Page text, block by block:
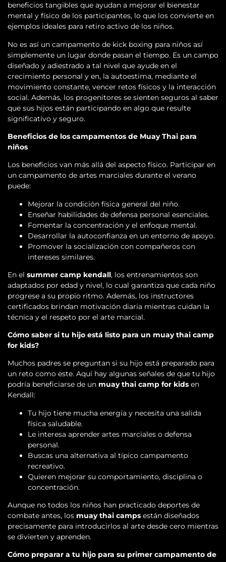
beneficios tangibles que ayudan a mejorar el bienestar
mental y físico de los participantes, lo que los convierte en
ejemplos ideales para retiro activo de los niños.
No es así un campamento de kick boxing para niños así
simplemente un lugar donde pasan el tiempo. Es un campo
diseñado y adiestrado a tal nivel que ayude en el
crecimiento personal y en, la autoestima, mediante el
movimiento constante, vencer retos físicos y la interacción
social. Además, los progenitores se sienten seguros al saber
que sus hijos están participando en algo que resulte
significativo y seguro.
Beneficios de los campamentos de Muay Thai para
niños
Los beneficios van más allá del aspecto físico. Participar en
un campamento de artes marciales durante el verano
puede:
Mejorar la condición física general del niño.
Enseñar habilidades de defensa personal esenciales.
Fomentar la concentración y el enfoque mental.
Desarrollar la autoconfianza en un entorno de apoyo.
Promover la socialización con compañeros con
intereses similares.
En el summer camp kendall, los entrenamientos son
adaptados por edad y nivel, lo cual garantiza que cada niño
progrese a su propio ritmo. Además, los instructores
certificados brindan motivación diaria mientras cuidan la
técnica y el respeto por el arte marcial.
Cómo saber si tu hijo está listo para un muay thai camp
for kids?
Muchos padres se preguntan si su hijo está preparado para
un reto como este. Aquí hay algunas señales de que tu hijo
podría beneficiarse de un muay thai camp for kids en
Kendall:
Tu hijo tiene mucha energía y necesita una salida
física saludable.
Le interesa aprender artes marciales o defensa
personal.
Buscas una alternativa al típico campamento
recreativo.
Quieren mejorar su comportamiento, disciplina o
concentración.
Aunque no todos los niños han practicado deportes de
combate antes, los muay thai camps están diseñados
precisamente para introducirlos al arte desde cero mientras
se divierten y aprenden.
Cómo preparar a tu hijo para su primer campamento de